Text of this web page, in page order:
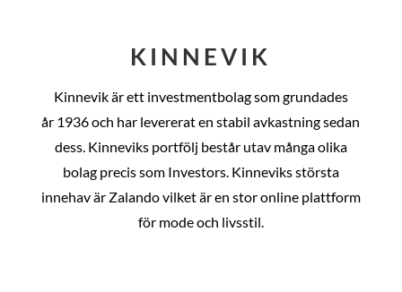
KINNEVIK
Kinnevik är ett investmentbolag som grundades
år 1936 och har levererat en stabil avkastning sedan
dess. Kinneviks portfölj består utav många olika
bolag precis som Investors. Kinneviks största
innehav är Zalando vilket är en stor online plattform
för mode och livsstil.